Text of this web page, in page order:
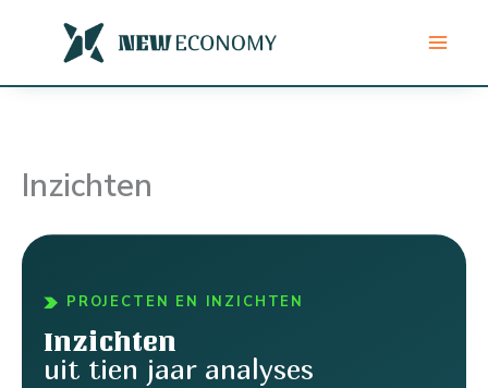
de
Inzichten
PROJECTEN EN INZICHTEN
Inzichten
uit tien jaar analyses